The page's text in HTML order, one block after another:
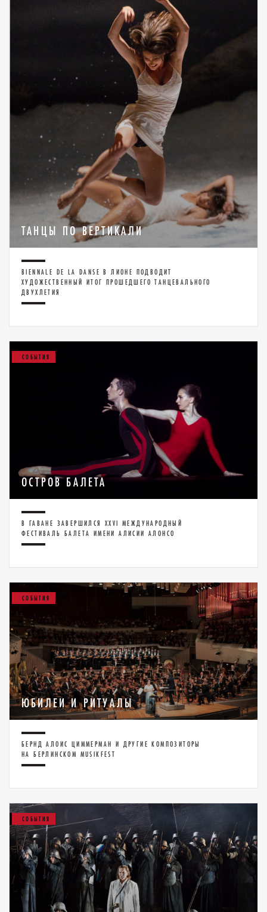
ТАНЦЫ ПО ВЕРТИКАЛИ
BIENNALE DE LA DANSE В ЛИОНЕ ПОДВОДИТ
ХУДОЖЕСТВЕННЫЙ ИТОГ ПРОШЕДШЕГО ТАНЦЕВАЛЬНОГО
ДВУХЛЕТИЯ
СОБЫТИЯ
ОСТРОВ БАЛЕТА
В ГАВАНЕ ЗАВЕРШИЛСЯ XXVI МЕЖДУНАРОДНЫЙ
ФЕСТИВАЛЬ БАЛЕТА ИМЕНИ АЛИСИИ АЛОНСО
СОБЫТИЯ
ЮБИЛЕИ И РИТУАЛЫ
БЕРНД АЛОИС ЦИММЕРМАН И ДРУГИЕ КОМПОЗИТОРЫ
НА БЕРЛИНСКОМ MUSIKFEST
СОБЫТИЯ